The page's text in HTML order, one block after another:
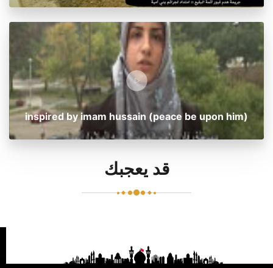
inspired by imam hussain (peace be upon him)
قد يعجبك